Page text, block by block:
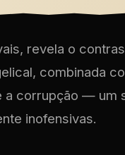
revela o
combinada
a corrupção — um
inofensivas.